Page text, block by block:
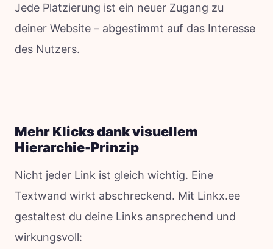
Jede Platzierung ist ein neuer Zugang zu
deiner Website – abgestimmt auf das Interesse
des Nutzers.
Mehr Klicks dank visuellem
Hierarchie-Prinzip
Nicht jeder Link ist gleich wichtig. Eine
Textwand wirkt abschreckend. Mit Linkx.ee
gestaltest du deine Links ansprechend und
wirkungsvoll: